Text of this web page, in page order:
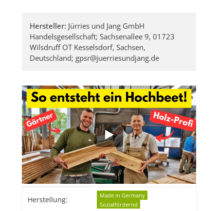
Hersteller: Jürries und Jang GmbH
Handelsgesellschaft; Sachsenallee 9, 01723
Wilsdruff OT Kesselsdorf, Sachsen,
Deutschland; gpsr@juerriesundjang.de
Produkteigenschaft
Wert
Herstellung:
Made in Germany
Sozialfördernd